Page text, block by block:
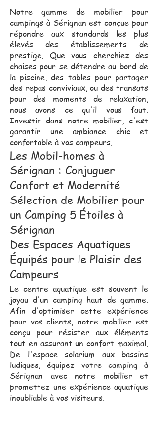
Notre gamme de mobilier pour
campings à Sérignan est conçue pour
répondre aux standards les plus
élevés des établissements de
prestige. Que vous cherchiez des
chaises pour se détendre au bord de
la piscine, des tables pour partager
des repas conviviaux, ou des transats
pour des moments de relaxation,
nous avons ce qu'il vous faut.
Investir dans notre mobilier, c'est
garantir une ambiance chic et
confortable à vos campeurs.
Les Mobil-homes à
Sérignan : Conjuguer
Confort et Modernité
Sélection de Mobilier pour
un Camping 5 Étoiles à
Sérignan
Des Espaces Aquatiques
Équipés pour le Plaisir des
Campeurs
Le centre aquatique est souvent le
joyau d'un camping haut de gamme.
Afin d'optimiser cette expérience
pour vos clients, notre mobilier est
conçu pour résister aux éléments
tout en assurant un confort maximal.
De l'espace solarium aux bassins
ludiques, équipez votre camping à
Sérignan avec notre mobilier et
promettez une expérience aquatique
inoubliable à vos visiteurs.